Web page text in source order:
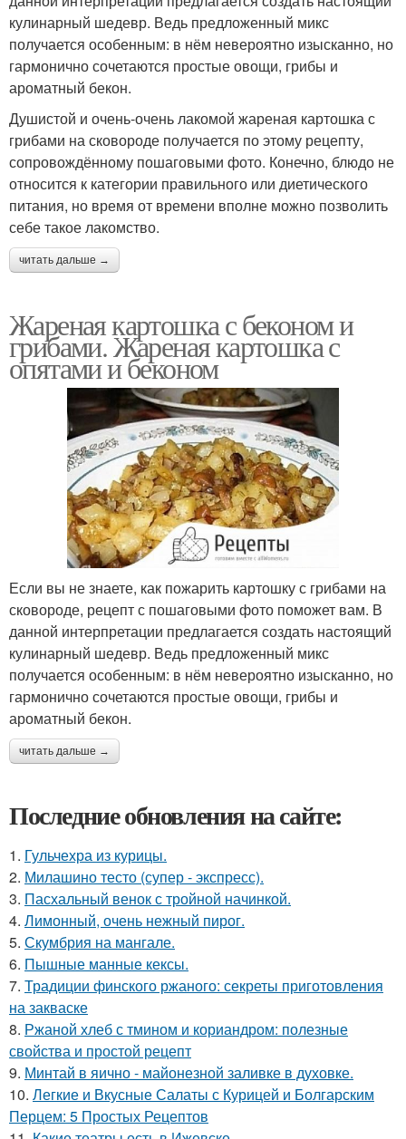
кулинарный шедевр. Ведь предложенный микс
получается особенным: в нём невероятно изысканно, но
гармонично сочетаются простые овощи, грибы и
ароматный бекон.
Душистой и очень-очень лакомой жареная картошка с
грибами на сковороде получается по этому рецепту,
сопровождённому пошаговыми фото. Конечно, блюдо не
относится к категории правильного или диетического
питания, но время от времени вполне можно позволить
себе такое лакомство.
читать дальше →
Жареная картошка с беконом и
грибами. Жареная картошка с
опятами и беконом
Если вы не знаете, как пожарить картошку с грибами на
сковороде, рецепт с пошаговыми фото поможет вам. В
данной интерпретации предлагается создать настоящий
кулинарный шедевр. Ведь предложенный микс
получается особенным: в нём невероятно изысканно, но
гармонично сочетаются простые овощи, грибы и
ароматный бекон.
читать дальше →
Последние обновления на сайте:
1. Гульчехра из курицы.
2. Милашино тесто (супер - экспресс).
3. Пасхальный венок с тройной начинкой.
4. Лимонный, очень нежный пирог.
5. Скумбрия на мангале.
6. Пышные манные кексы.
7. Традиции финского ржаного: секреты приготовления
на закваске
8. Ржаной хлеб с тмином и кориандром: полезные
свойства и простой рецепт
9. Минтай в яично - майонезной заливке в духовке.
10. Легкие и Вкусные Салаты с Курицей и Болгарским
Перцем: 5 Простых Рецептов